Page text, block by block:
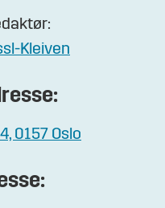
Kleiven
0157 Oslo